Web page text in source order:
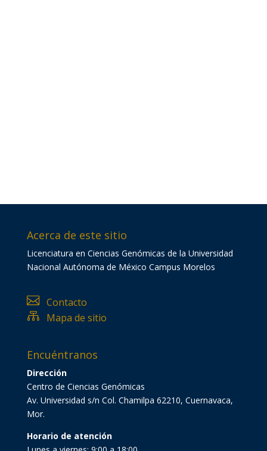
Acerca de este sitio
Licenciatura en Ciencias Genómicas de la Universidad
Nacional Autónoma de México Campus Morelos
 Contacto
 Mapa de sitio
Encuéntranos
Dirección
Centro de Ciencias Genómicas
Av. Universidad s/n Col. Chamilpa 62210, Cuernavaca,
Mor.
Horario de atención